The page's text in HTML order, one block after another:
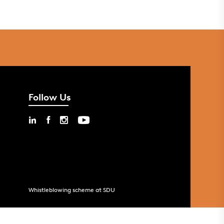
Follow Us
Whistleblowing scheme at SDU